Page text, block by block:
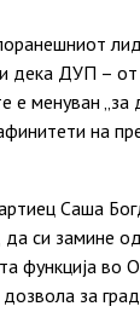
дека ДУП –
е менуван
на
Саша
си замине од
функција во
дозвола за